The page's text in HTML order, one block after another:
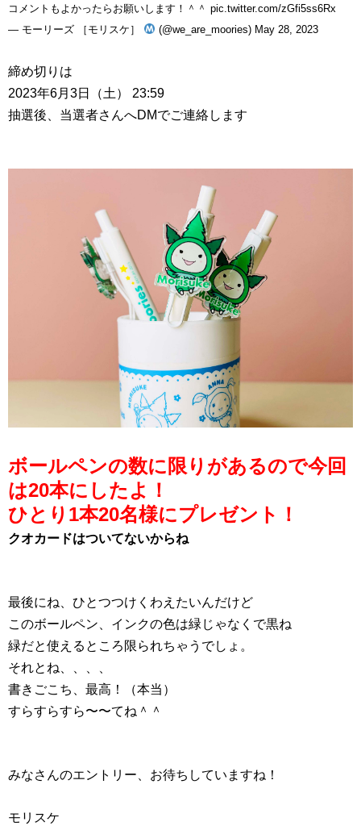
コメントもよかったらお願いします！＾＾ pic.twitter.com/zGfi5ss6Rx
— モーリーズ ［モリスケ］
(@we_are_moories) May 28, 2023
締め切りは
2023年6月3日（土） 23:59
抽選後、当選者さんへDMでご連絡します
ボールペンの数に限りがあるので今回
は20本にしたよ！
ひとり1本20名様にプレゼント！
クオカードはついてないからね
最後にね、ひとつつけくわえたいんだけど
このボールペン、インクの色は緑じゃなくで黒ね
緑だと使えるところ限られちゃうでしょ。
それとね、、、、
書きごこち、最高！（本当）
すらすらすら〜〜てね＾＾
みなさんのエントリー、お待ちしていますね！
モリスケ